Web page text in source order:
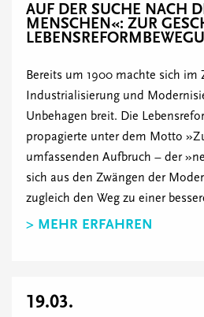
AUF DER SUCHE NACH
MENSCHEN«: ZUR
Bereits um 1900 machte sich im
Industrialisierung und
Unbehagen breit. Die
propagierte unter dem Motto
umfassenden Aufbruch – der
sich aus den Zwängen der
zugleich den Weg zu einer
> MEHR ERFAHREN
19.03.